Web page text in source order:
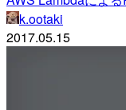
k.ootaki
2017.05.15